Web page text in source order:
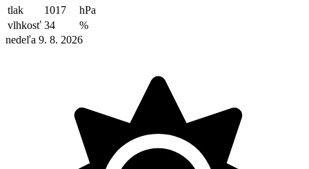
tlak
1017
hPa
vlhkosť 34
%
nedeľa 9. 8. 2026